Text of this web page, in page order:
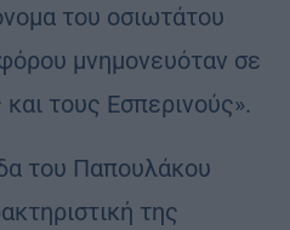
του οσιωτάτου
μνημονευόταν σε
και τους Εσπερινούς».
του Παπουλάκου
της